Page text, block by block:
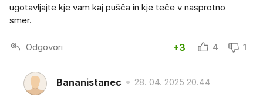
ugotavljajte kje vam kaj pušča in kje teče v nasprotno
smer.
Odgovori +3 4 1
Bananistanec 28. 04. 2025 20.44